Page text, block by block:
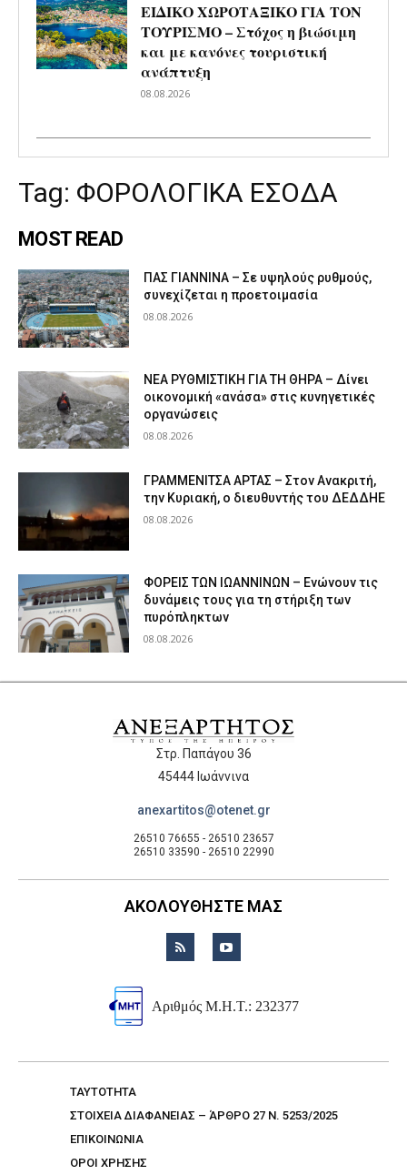
ΕΙΔΙΚΟ ΧΩΡΟΤΑΞΙΚΟ ΓΙΑ ΤΟΝ
ΤΟΥΡΙΣΜΟ – Στόχος η βιώσιμη
και με κανόνες τουριστική
ανάπτυξη
08.08.2026
Tag: ΦΟΡΟΛΟΓΙΚΑ ΕΣΟΔΑ
MOST READ
ΠΑΣ ΓΙΑΝΝΙΝΑ – Σε υψηλούς ρυθμούς,
συνεχίζεται η προετοιμασία
08.08.2026
ΝΕΑ ΡΥΘΜΙΣΤΙΚΗ ΓΙΑ ΤΗ ΘΗΡΑ – Δίνει
οικονομική «ανάσα» στις κυνηγετικές
οργανώσεις
08.08.2026
ΓΡΑΜΜΕΝΙΤΣΑ ΑΡΤΑΣ – Στον Ανακριτή,
την Κυριακή, ο διευθυντής του ΔΕΔΔΗΕ
08.08.2026
ΦΟΡΕΙΣ ΤΩΝ ΙΩΑΝΝΙΝΩΝ – Ενώνουν τις
δυνάμεις τους για τη στήριξη των
πυρόπληκτων
08.08.2026
Στρ. Παπάγου 36
45444 Ιωάννινα
anexartitos@otenet.gr
26510 76655 - 26510 23657
26510 33590 - 26510 22990
ΑΚΟΛΟΥΘΗΣΤΕ ΜΑΣ
Αριθμός Μ.Η.Τ.: 232377
TAYTOTHTA
ΣΤΟΙΧΕΙΑ ΔΙΑΦΑΝΕΙΑΣ – ΆΡΘΡΟ 27 Ν. 5253/2025
ΕΠΙΚΟΙΝΩΝΙΑ
ΟΡΟΙ ΧΡΗΣΗΣ